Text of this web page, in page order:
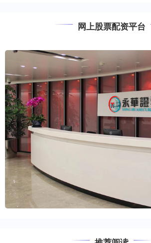
网上股票配资平台